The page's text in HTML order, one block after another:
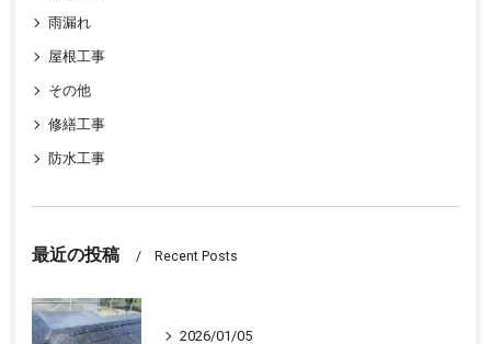
雨漏れ
屋根工事
その他
修繕工事
防水工事
最近の投稿 Recent Posts
2026/01/05